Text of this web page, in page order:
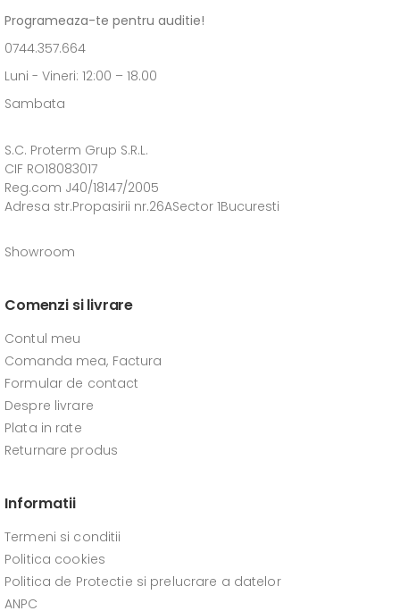
Programeaza-te pentru auditie!
0744.357.664
Luni - Vineri: 12:00 – 18.00
Sambata
S.C. Proterm Grup S.R.L.
CIF RO18083017
Reg.com J40/18147/2005
Adresa str.Propasirii nr.26ASector 1Bucuresti
Showroom
Comenzi si livrare
Contul meu
Comanda mea, Factura
Formular de contact
Despre livrare
Plata in rate
Returnare produs
Informatii
Termeni si conditii
Politica cookies
Politica de Protectie si prelucrare a datelor
ANPC